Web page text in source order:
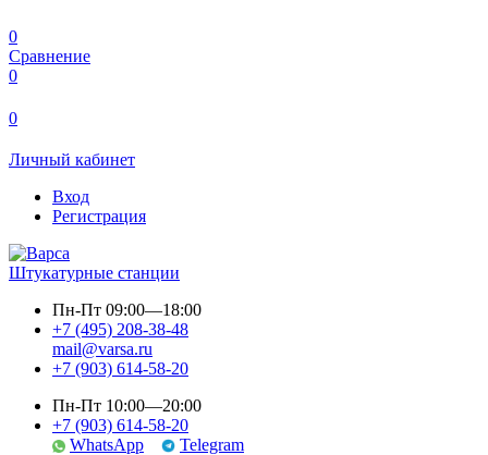
0
Сравнение
0
0
Личный кабинет
Вход
Регистрация
Штукатурные станции
Пн-Пт 09:00—18:00
+7 (495) 208-38-48
mail@varsa.ru
+7 (903) 614-58-20
Пн-Пт 10:00—20:00
+7 (903) 614-58-20
WhatsApp
Telegram